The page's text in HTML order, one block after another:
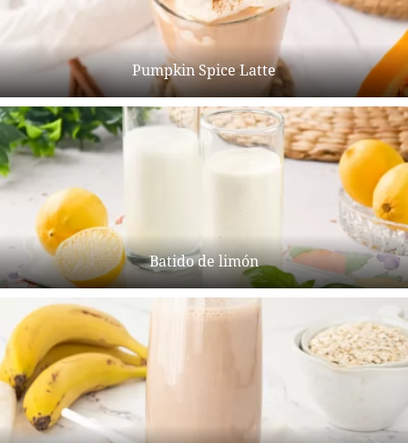
Pumpkin Spice Latte
Batido de limón